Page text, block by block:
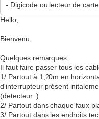
- Digicode ou lecteur de
Hello,
Bienvenu,
Quelques remarques :
Il faut faire passer tous les
1/ Partout à 1,20m en
d'interrupteur présent
(detecteur..)
2/ Partout dans chaque faux
3/ Partout dans les endroits